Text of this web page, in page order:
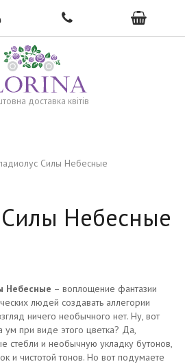
доставка квітів
→
Силы Небесные
Силы Небесные
Небесные – воплощение фантазии
людей создавать аллегории
ничего необычного нет. Ну, вот
ум при виде этого цветка? Да,
стебли и необычную укладку бутонов,
и чистотой тонов. Но вот подумаете